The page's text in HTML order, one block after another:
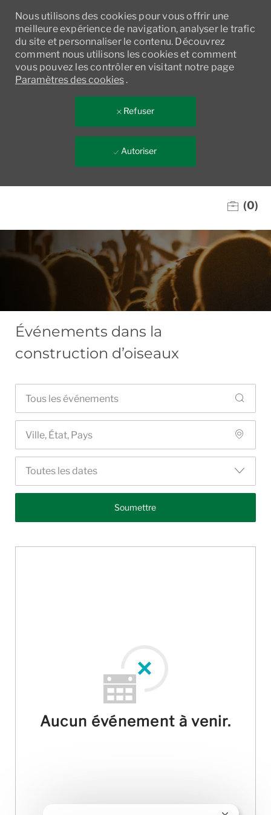
Nous utilisons des cookies pour vous offrir une
meilleure expérience de navigation, analyser le trafic
du site et personnaliser le contenu. Découvrez
comment nous utilisons les cookies et comment
vous pouvez les contrôler en visitant notre page
Paramètres des cookies.
Refuser
Autoriser
(0)
Événements dans la
construction d’oiseaux
Toutes les dates
Soumettre
Aucun événement à venir.